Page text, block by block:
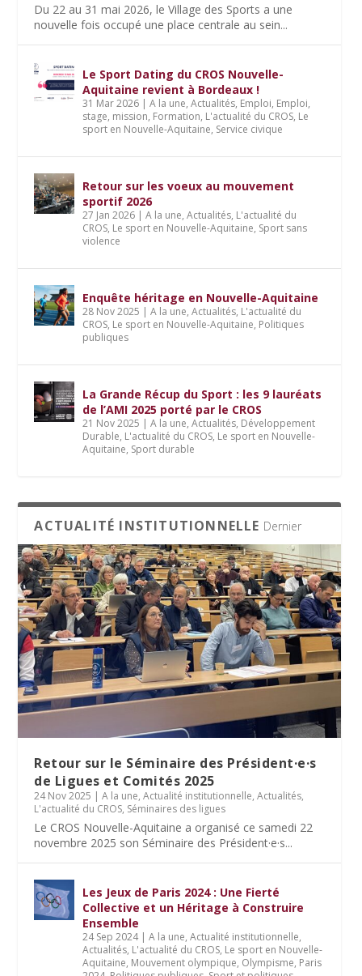
Du 22 au 31 mai 2026, le Village des Sports a une
nouvelle fois occupé une place centrale au sein...
Le Sport Dating du CROS Nouvelle-
Aquitaine revient à Bordeaux !
31 Mar 2026 |A la une,Actualités, Emploi, Emploi,
stage, mission, Formation, L'actualité du CROS, Le
sport en Nouvelle-Aquitaine, Service civique
Retour sur les voeux au mouvement
sportif 2026
27 Jan 2026 |A la une,Actualités, L'actualité du
CROS, Le sport en Nouvelle-Aquitaine, Sport sans
violence
Enquête héritage en Nouvelle-Aquitaine
28 Nov 2025 |A la une,Actualités, L'actualité du
CROS, Le sport en Nouvelle-Aquitaine, Politiques
publiques
La Grande Récup du Sport : les 9 lauréats
de l’AMI 2025 porté par le CROS
21 Nov 2025 |A la une,Actualités, Développement
Durable, L'actualité du CROS, Le sport en Nouvelle-
Aquitaine, Sport durable
ACTUALITÉ INSTITUTIONNELLE Dernier
Retour sur le Séminaire des Président·e·s
de Ligues et Comités 2025
24 Nov 2025 |A la une,Actualité institutionnelle,Actualités,
L'actualité du CROS, Séminaires des ligues
Le CROS Nouvelle-Aquitaine a organisé ce samedi 22
novembre 2025 son Séminaire des Président·e·s...
Les Jeux de Paris 2024 : Une Fierté
Collective et un Héritage à Construire
Ensemble
24 Sep 2024|A la une,Actualité institutionnelle,
Actualités, L'actualité du CROS, Le sport en Nouvelle-
Aquitaine, Mouvement olympique, Olympisme, Paris